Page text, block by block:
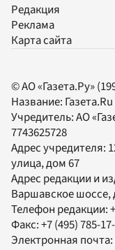
Редакция
Реклама
Карта сайта
© АО «Газета.Ру»
Название: Газета.Ru
Учредитель:АО
7743625728
Адрес учредителя:
улица, дом 67
Адрес редакции и
Варшавское шоссе,
Телефон редакции:
Факс:+7 (495) 785-
Электронная почта: